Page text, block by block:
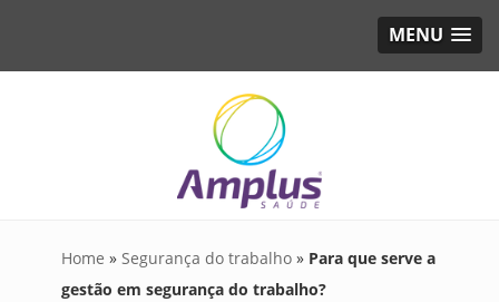
MENU
Home » Segurança do trabalho » Para que serve a
gestão em segurança do trabalho?